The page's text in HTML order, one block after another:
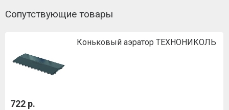
Сопутствующие товары
Коньковый аэратор ТЕХНОНИКОЛЬ
722 р.